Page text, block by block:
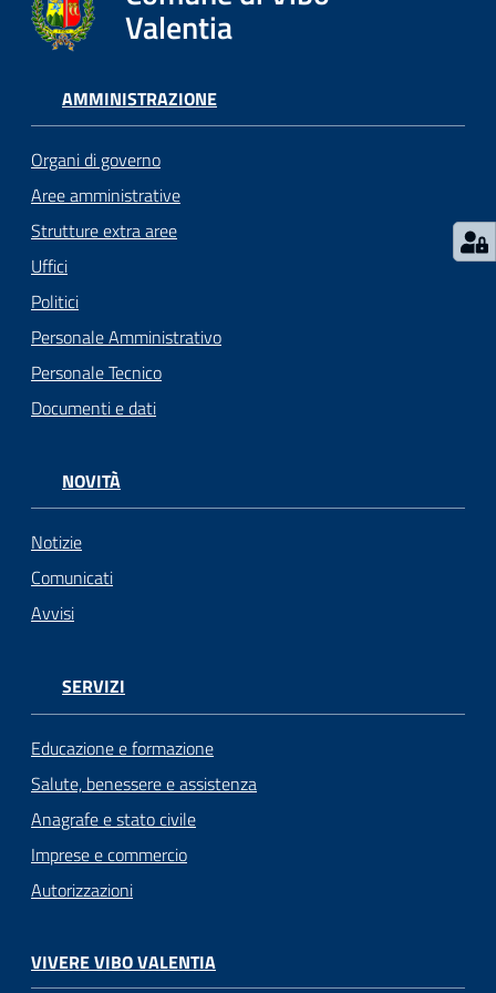
argomenti...
Seguici
su
Valentia
AMMINISTRAZIONE
Organi di governo
Aree amministrative
Strutture extra aree
Uffici
Politici
Personale Amministrativo
Personale Tecnico
Documenti e dati
NOVITÀ
Notizie
Comunicati
Avvisi
SERVIZI
Educazione e formazione
Salute, benessere e assistenza
Anagrafe e stato civile
Imprese e commercio
Autorizzazioni
VIVERE VIBO VALENTIA